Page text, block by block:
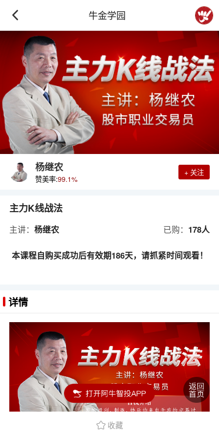
牛金学园
杨继农
赞美率:99.1%
+ 关注
主力K线战法
主讲：杨继农 已购： 178人
本课程自购买成功后有效期186天，请抓紧时间观看！
详情
收藏